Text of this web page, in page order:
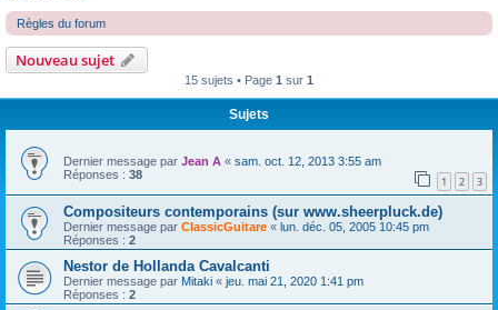
Règles du forum
Nouveau sujet
15 sujets • Page 1 sur 1
Sujets
Dernier message par Jean A « sam. oct. 12, 2013 3:55 am
Réponses : 38 1 2 3
Compositeurs contemporains (sur www.sheerpluck.de)
Dernier message par ClassicGuitare « lun. déc. 05, 2005 10:45 pm
Réponses : 2
Nestor de Hollanda Cavalcanti
Dernier message par Mitaki « jeu. mai 21, 2020 1:41 pm
Réponses : 2